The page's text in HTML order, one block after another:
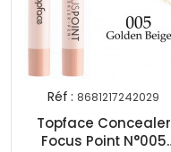
Réf : 8681217242029
Topface Concealer
Focus Point N°005